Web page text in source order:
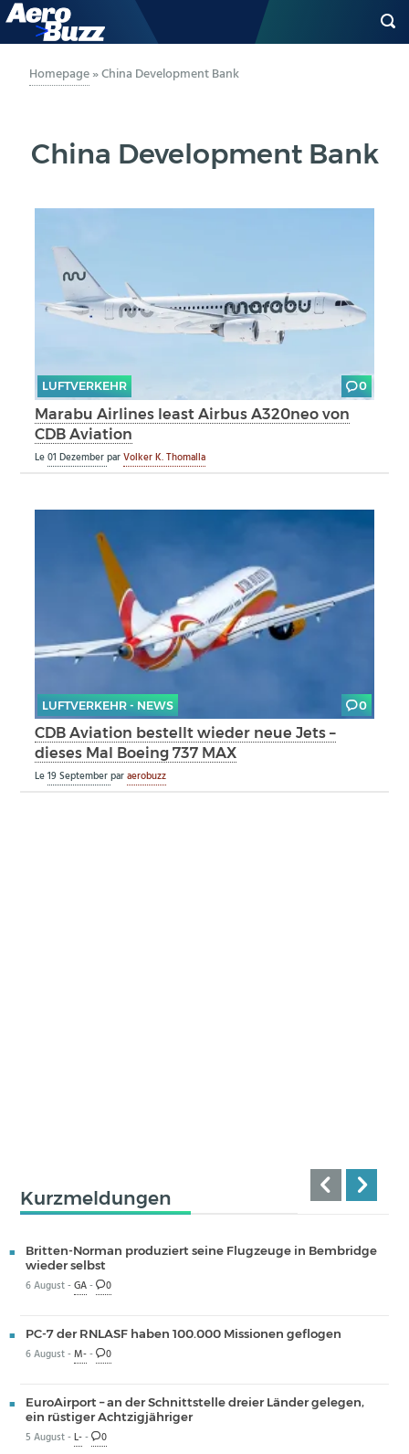
GENERAL AVIATION
LUFTVERKEHR
MILITÄR
INDUSTRIE
HELIKOPTER
AERO-KULTUR
Homepage»China Development Bank
China Development Bank
LUFTVERKEHR 0
Marabu Airlines least Airbus A320neo von
CDB Aviation
Le01 DezemberparVolker K. Thomalla
LUFTVERKEHR - NEWS 0
CDB Aviation bestellt wieder neue Jets –
dieses Mal Boeing 737 MAX
Le19 Septemberparaerobuzz
Kurzmeldungen
Britten-Norman produziert seine Flugzeuge in Bembridge
wieder selbst
6 August -GA- 0
PC-7 der RNLASF haben 100.000 Missionen geflogen
6 August -M-- 0
EuroAirport – an der Schnittstelle dreier Länder gelegen,
ein rüstiger Achtzigjähriger
5 August -L-- 0